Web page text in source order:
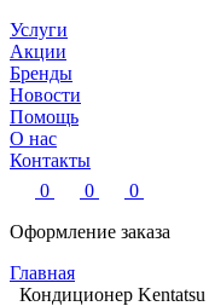
Услуги
Акции
Бренды
Новости
Помощь
О нас
Контакты
0
0
0
Оформление заказа
Главная
Кондиционер